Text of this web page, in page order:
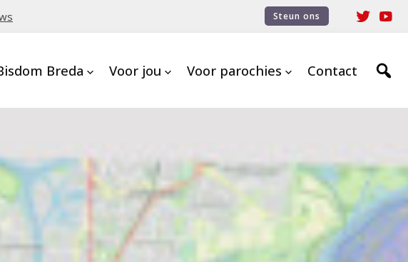
Steun ons
Breda Voor jou Voor parochies Contact